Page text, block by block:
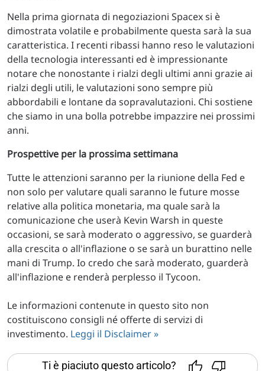
Nella prima giornata di negoziazioni Spacex si è
dimostrata volatile e probabilmente questa sarà la sua
caratteristica. I recenti ribassi hanno reso le valutazioni
della tecnologia interessanti ed è impressionante
notare che nonostante i rialzi degli ultimi anni grazie ai
rialzi degli utili, le valutazioni sono sempre più
abbordabili e lontane da sopravalutazioni. Chi sostiene
che siamo in una bolla potrebbe impazzire nei prossimi
anni.
Prospettive per la prossima settimana
Tutte le attenzioni saranno per la riunione della Fed e
non solo per valutare quali saranno le future mosse
relative alla politica monetaria, ma quale sarà la
comunicazione che userà Kevin Warsh in queste
occasioni, se sarà moderato o aggressivo, se guarderà
alla crescita o all'inflazione o se sarà un burattino nelle
mani di Trump. Io credo che sarà moderato, guarderà
all'inflazione e renderà perplesso il Tycoon.
Le informazioni contenute in questo sito non
costituiscono consigli né offerte di servizi di
investimento. Leggi il Disclaimer »
Ti è piaciuto questo articolo?